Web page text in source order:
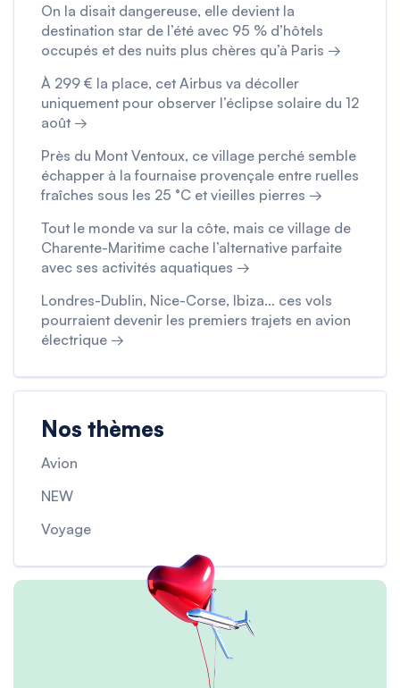
On la disait dangereuse, elle devient la
destination star de l’été avec 95 % d’hôtels
occupés et des nuits plus chères qu’à Paris →
À 299 € la place, cet Airbus va décoller
uniquement pour observer l’éclipse solaire du 12
août →
Près du Mont Ventoux, ce village perché semble
échapper à la fournaise provençale entre ruelles
fraîches sous les 25 °C et vieilles pierres →
Tout le monde va sur la côte, mais ce village de
Charente-Maritime cache l’alternative parfaite
avec ses activités aquatiques →
Londres-Dublin, Nice-Corse, Ibiza… ces vols
pourraient devenir les premiers trajets en avion
électrique →
Nos thèmes
Avion
NEW
Voyage